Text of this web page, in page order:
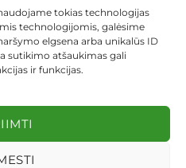
tokias technologijas
technologijomis, galėsime
elgsena arba unikalūs ID
sutikimo atšaukimas gali
ir funkcijas.
PRIVATUMO POLITIKA
2026 ©dekosodas.lt